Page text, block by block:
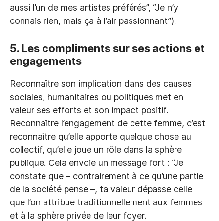
aussi l’un de mes artistes préférés”, “Je n’y
connais rien, mais ça à l’air passionnant”).
5. Les compliments sur ses actions et
engagements
Reconnaître son implication dans des causes
sociales, humanitaires ou politiques met en
valeur ses efforts et son impact positif.
Reconnaître l’engagement de cette femme, c’est
reconnaître qu’elle apporte quelque chose au
collectif, qu’elle joue un rôle dans la sphère
publique. Cela envoie un message fort : “Je
constate que – contrairement à ce qu’une partie
de la société pense –, ta valeur dépasse celle
que l’on attribue traditionnellement aux femmes
et à la sphère privée de leur foyer.